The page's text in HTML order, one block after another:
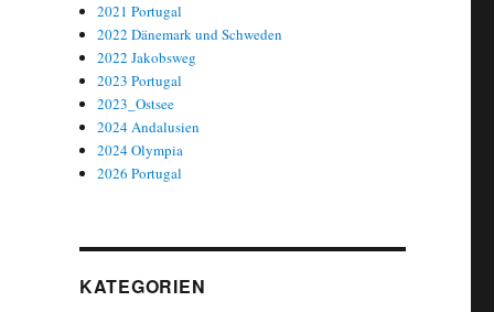
2021 Portugal
2022 Dänemark und Schweden
2022 Jakobsweg
2023 Portugal
2023_Ostsee
2024 Andalusien
2024 Olympia
2026 Portugal
KATEGORIEN